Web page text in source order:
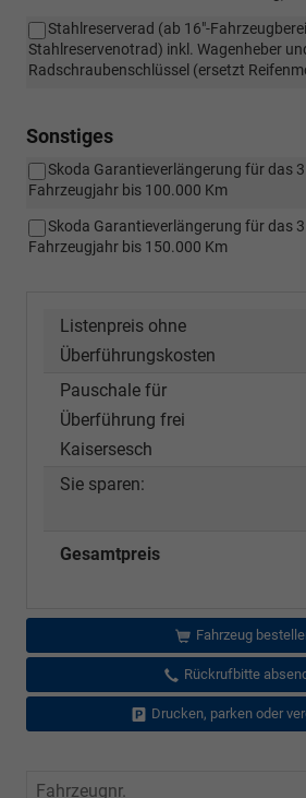
Stahlreserverad (ab 16"-
Stahlreservenotrad) inkl. Wagenheber
Radschraubenschlüssel (ersetzt
Sonstiges
Skoda Garantieverlängerung für das
Fahrzeugjahr bis 100.000 Km
Skoda Garantieverlängerung für das
Fahrzeugjahr bis 150.000 Km
Listenpreis ohne
Überführungskosten
Pauschale für
Überführung frei
Kaisersesch
Sie sparen:
Gesamtpreis
Fahrzeug
Rückrufbitte
Drucken, parken oder
Fahrzeugnr.